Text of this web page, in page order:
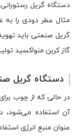
دستگاه گریل
مثال عطر دودی را به
گریل صنعتی باید
گاز کربن منواکسید
دستگاه گریل
در حالی که از چوب
آن استفاده می‌شود،
عنوان منبع انرژی